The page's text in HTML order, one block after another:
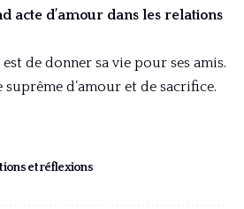
acte d’amour dans les relations
de donner sa vie pour ses amis.
suprême d’amour et de sacrifice.
et réflexions